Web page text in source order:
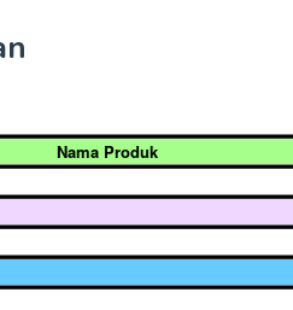
Nama Produk